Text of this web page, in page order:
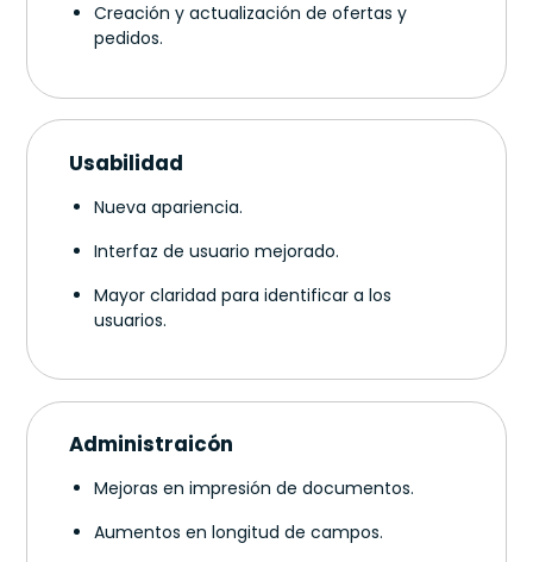
Creación y actualización de ofertas y
pedidos.
Usabilidad
Nueva apariencia.
Interfaz de usuario mejorado.
Mayor claridad para identificar a los
usuarios.
Administraicón
Mejoras en impresión de documentos.
Aumentos en longitud de campos.